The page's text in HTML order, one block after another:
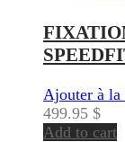
Ajouter à la
499.95 $
Add to cart